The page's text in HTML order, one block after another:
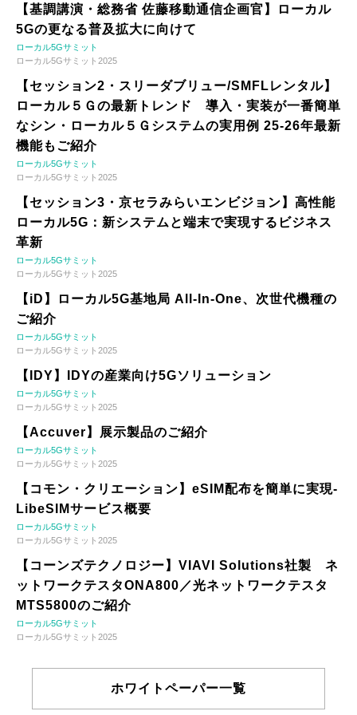
【基調講演・総務省 佐藤移動通信企画官】ローカル
5Gの更なる普及拡大に向けて
ローカル5Gサミット
ローカル5Gサミット2025
【セッション2・スリーダブリュー/SMFLレンタル】
ローカル５Ｇの最新トレンド 導入・実装が一番簡単
なシン・ローカル５Ｇシステムの実用例 25-26年最新
機能もご紹介
ローカル5Gサミット
ローカル5Gサミット2025
【セッション3・京セラみらいエンビジョン】高性能
ローカル5G：新システムと端末で実現するビジネス
革新
ローカル5Gサミット
ローカル5Gサミット2025
【iD】ローカル5G基地局 All-In-One、次世代機種の
ご紹介
ローカル5Gサミット
ローカル5Gサミット2025
【IDY】IDYの産業向け5Gソリューション
ローカル5Gサミット
ローカル5Gサミット2025
【Accuver】展示製品のご紹介
ローカル5Gサミット
ローカル5Gサミット2025
【コモン・クリエーション】eSIM配布を簡単に実現-
LibeSIMサービス概要
ローカル5Gサミット
ローカル5Gサミット2025
【コーンズテクノロジー】VIAVI Solutions社製 ネ
ットワークテスタONA800／光ネットワークテスタ
MTS5800のご紹介
ローカル5Gサミット
ローカル5Gサミット2025
ホワイトペーパー一覧